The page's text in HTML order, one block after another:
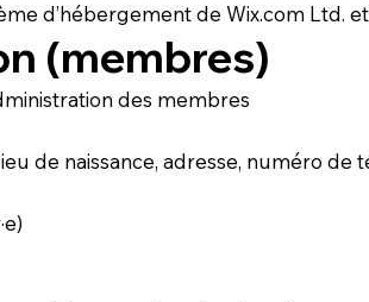
d’hébergement de Wix.com Ltd.
(membres)
des membres
de naissance, adresse, numéro de